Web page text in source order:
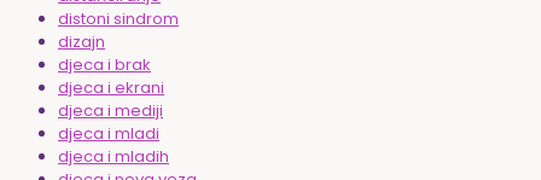
distoni sindrom
dizajn
djeca i brak
djeca i ekrani
djeca i mediji
djeca i mladi
djeca i mladih